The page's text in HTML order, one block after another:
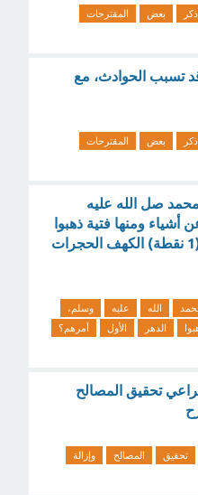
ذكر بعض
المقترحات
تسبب الحوادث، مع
ذكر بعض
المقترحات
صل الله عليه
ومنها فتية ذهبوا
في الدهر الأول ما كان من أمرهم؟.... فكان سبب نزول سورة : (1 نقطة) الكهف الحجرات
الله عليه
وسلم،
الدهر الأول
أمرهم؟
تحقيق المصالح
تحقيق المصالح
وإزالة